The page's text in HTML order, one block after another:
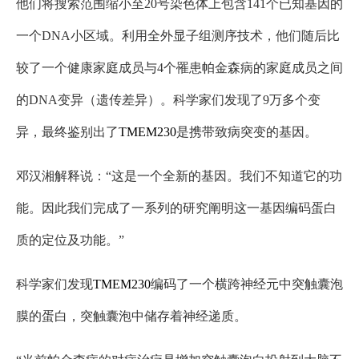
他们将搜索范围缩小至20号染色体上包含141个已知基因的
一个DNA小区域。利用全外显子组测序技术，他们随后比
较了一个健康家庭成员与4个罹患帕金森病的家庭成员之间
的DNA变异（遗传差异）。科学家们发现了9万多个变
异，最终鉴别出了TMEM230是携带致病突变的基因。
邓汉湘解释说：“这是一个全新的基因。我们不知道它的功
能。因此我们完成了一系列的研究阐明这一基因编码蛋白
质的定位及功能。”
科学家们发现TMEM230编码了一个横跨神经元中突触囊泡
膜的蛋白，突触囊泡中储存着神经递质。